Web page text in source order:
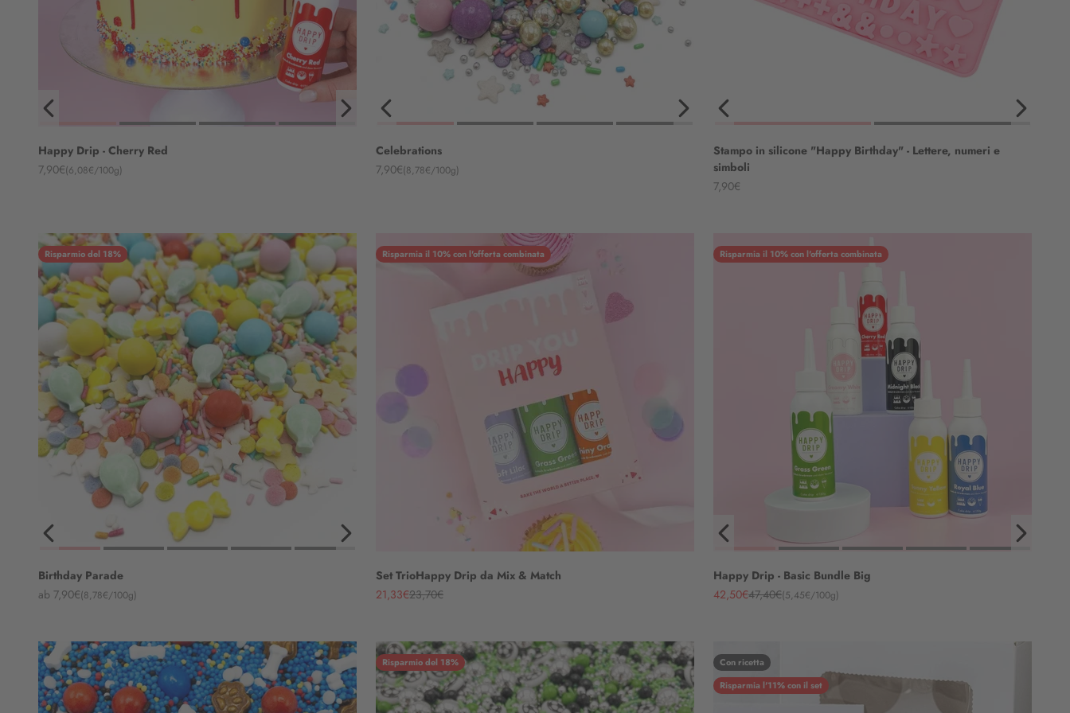
Happy Drip - Cherry Red
Angebot
7,90€(6,08€/100g)
Celebrations
Angebot
7,90€(8,78€/100g)
Stampo in silicone "Happy Birthday" - Lettere, numeri e
simboli
Angebot
7,90€
Risparmio del 18%
Birthday Parade
Angebot
ab 7,90€(8,78€/100g)
Risparmia il 10% con l'offerta combinata
Set TrioHappy Drip da Mix & Match
Angebot
21,33€Regulärer Preis
23,70€
Risparmia il 10% con l'offerta combinata
Happy Drip - Basic Bundle Big
Angebot
42,50€Regulärer Preis
47,40€(5,45€/100g)
Risparmio del 18%
Con ricetta
Risparmia l'11% con il set